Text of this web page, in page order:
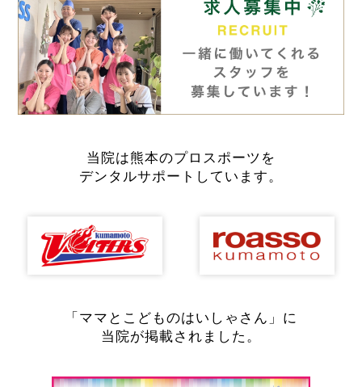
当院は熊本のプロスポーツを
デンタルサポートしています。
「ママとこどものはいしゃさん」に
当院が掲載されました。